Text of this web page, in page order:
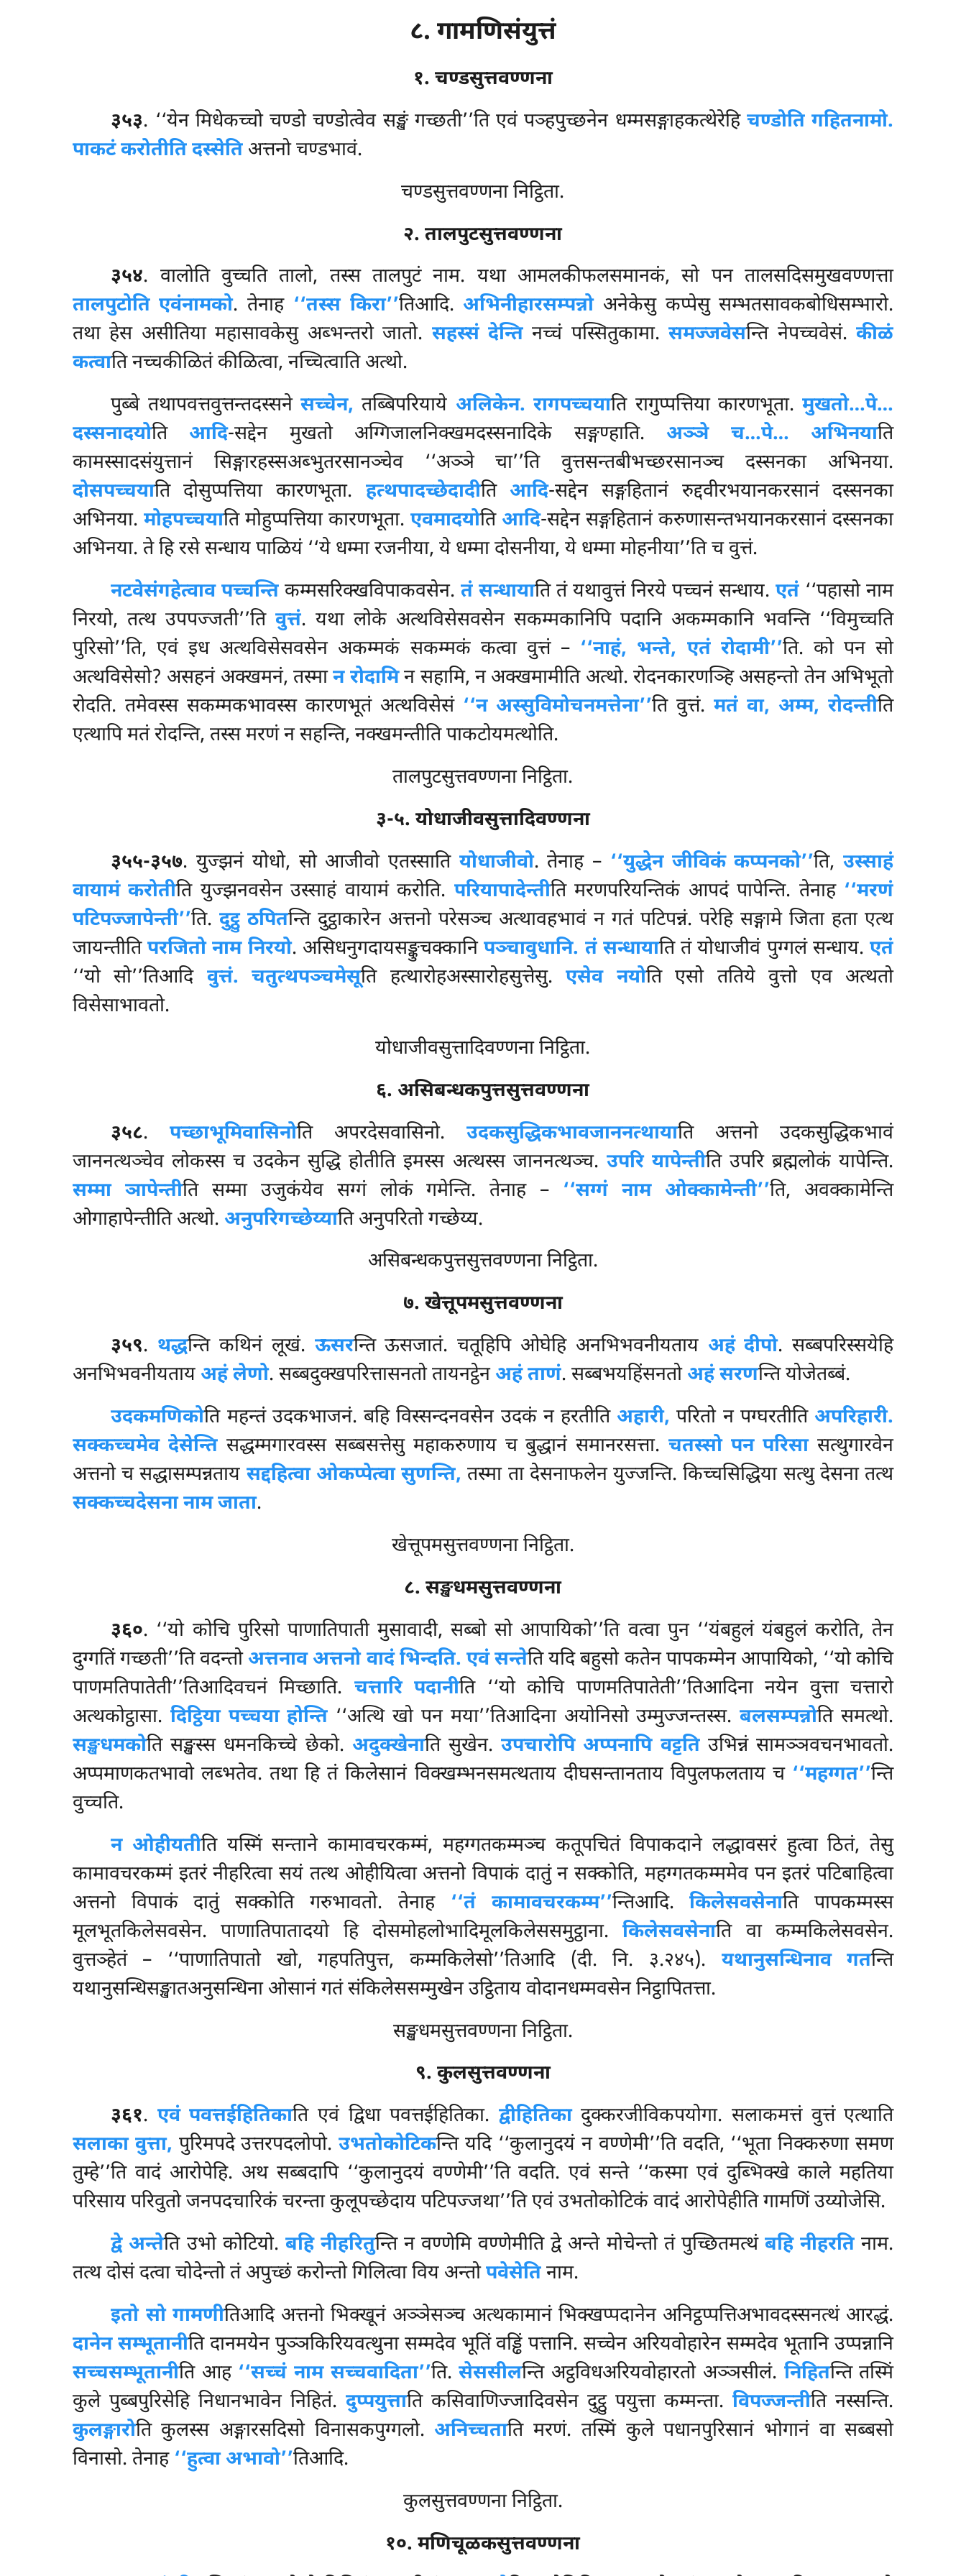
८. गामणिसंयुत्तं
१. चण्डसुत्तवण्णना
३५३. ‘‘येन मिधेकच्चो चण्डो चण्डोत्वेव सङ्खं गच्छती’’ति एवं पञ्हपुच्छनेन धम्मसङ्गाहकत्थेरेहि चण्डोति गहितनामो.
पाकटं करोतीति दस्सेतिअत्तनो चण्डभावं.
चण्डसुत्तवण्णना निट्ठिता.
२. तालपुटसुत्तवण्णना
३५४. वालोति वुच्चति तालो, तस्स तालपुटं नाम. यथा आमलकीफलसमानकं, सो पन तालसदिसमुखवण्णत्ता
तालपुटोति एवंनामको. तेनाह ‘‘तस्स किरा’’तिआदि. अभिनीहारसम्पन्नोअनेकेसु कप्पेसु सम्भतसावकबोधिसम्भारो.
तथा हेस असीतिया महासावकेसु अब्भन्तरो जातो. सहस्सं देन्तिनच्चं पस्सितुकामा.समज्जवेसन्ति नेपच्चवेसं.कीळं
कत्वाति नच्चकीळितं कीळित्वा, नच्चित्वाति अत्थो.
पुब्बे तथापवत्तवुत्तन्तदस्सनेसच्चेन, तब्बिपरियाये अलिकेन. रागपच्चयाति रागुप्पत्तिया कारणभूता.मुखतो…पे…
दस्सनादयोति आदि-सद्देन मुखतो अग्गिजालनिक्खमदस्सनादिके सङ्गण्हाति. अञ्ञे च…पे… अभिनयाति
कामस्सादसंयुत्तानं सिङ्गारहस्सअब्भुतरसानञ्चेव ‘‘अञ्ञे चा’’ति वुत्तसन्तबीभच्छरसानञ्च दस्सनका अभिनया.
दोसपच्चयाति दोसुप्पत्तिया कारणभूता. हत्थपादच्छेदादीति आदि-सद्देन सङ्गहितानं रुद्दवीरभयानकरसानं दस्सनका
अभिनया. मोहपच्चयाति मोहुप्पत्तिया कारणभूता.एवमादयोति आदि-सद्देन सङ्गहितानं करुणासन्तभयानकरसानं दस्सनका
अभिनया. ते हि रसे सन्धाय पाळियं ‘‘ये धम्मा रजनीया, ये धम्मा दोसनीया, ये धम्मा मोहनीया’’ति च वुत्तं.
नटवेसंगहेत्वाव पच्चन्ति कम्मसरिक्खविपाकवसेन.तं सन्धायाति तं यथावुत्तं निरये पच्चनं सन्धाय.एतं ‘‘पहासो नाम
निरयो, तत्थ उपपज्जती’’ति वुत्तं. यथा लोके अत्थविसेसवसेन सकम्मकानिपि पदानि अकम्मकानि भवन्ति ‘‘विमुच्चति
पुरिसो’’ति, एवं इध अत्थविसेसवसेन अकम्मकं सकम्मकं कत्वा वुत्तं – ‘‘नाहं, भन्ते, एतं रोदामी’’ति. कोपन सो
अत्थविसेसो? असहनं अक्खमनं, तस्मान रोदामिन सहामि, न अक्खमामीति अत्थो. रोदनकारणञ्हि असहन्तो तेन अभिभूतो
रोदति. तमेवस्स सकम्मकभावस्स कारणभूतं अत्थविसेसं ‘‘न अस्सुविमोचनमत्तेना’’ति वुत्तं.मतं वा, अम्म, रोदन्तीति
एत्थापि मतं रोदन्ति, तस्स मरणं न सहन्ति, नक्खमन्तीति पाकटोयमत्थोति.
तालपुटसुत्तवण्णना निट्ठिता.
३-५. योधाजीवसुत्तादिवण्णना
३५५-३५७. युज्झनं योधो, सो आजीवो एतस्साति योधाजीवो. तेनाह – ‘‘युद्धेन जीविकं कप्पनको’’ति,उस्साहं
वायामं करोतीति युज्झनवसेन उस्साहं वायामं करोति. परियापादेन्तीति मरणपरियन्तिकं आपदं पापेन्ति. तेनाह ‘‘मरणं
पटिपज्जापेन्ती’’ति. दुट्ठु ठपितन्ति दुट्ठाकारेन अत्तनो परेसञ्च अत्थावहभावं न गतं पटिपन्नं. परेहि सङ्गामे जिता हता एत्थ
जायन्तीतिपरजितो नाम निरयो. असिधनुगदायसङ्कुचक्कानिपञ्चावुधानि. तं सन्धायाति तं योधाजीवं पुग्गलं सन्धाय.एतं
‘‘यो सो’’तिआदि वुत्तं. चतुत्थपञ्चमेसूति हत्थारोहअस्सारोहसुत्तेसु.एसेव नयोति एसो ततिये वुत्तो एव अत्थतो
विसेसाभावतो.
योधाजीवसुत्तादिवण्णना निट्ठिता.
६. असिबन्धकपुत्तसुत्तवण्णना
३५८.पच्छाभूमिवासिनोति अपरदेसवासिनो.उदकसुद्धिकभावजाननत्थायाति अत्तनो उदकसुद्धिकभावं
जाननत्थञ्चेव लोकस्स च उदकेन सुद्धि होतीति इमस्स अत्थस्स जाननत्थञ्च. उपरि यापेन्तीति उपरि ब्रह्मलोकं यापेन्ति.
सम्मा ञापेन्तीति सम्मा उजुकंयेव सग्गं लोकं गमेन्ति. तेनाह – ‘‘सग्गं नाम ओक्कामेन्ती’’ति, अवक्कामेन्ति
ओगाहापेन्तीति अत्थो. अनुपरिगच्छेय्याति अनुपरितो गच्छेय्य.
असिबन्धकपुत्तसुत्तवण्णना निट्ठिता.
७. खेत्तूपमसुत्तवण्णना
३५९. थद्धन्ति कथिनं लूखं. ऊसरन्ति ऊसजातं. चतूहिपि ओघेहि अनभिभवनीयताय अहं दीपो. सब्बपरिस्सयेहि
अनभिभवनीयताय अहं लेणो. सब्बदुक्खपरित्तासनतो तायनट्ठेन अहं ताणं. सब्बभयहिंसनतो अहं सरणन्ति योजेतब्बं.
उदकमणिकोति महन्तं उदकभाजनं. बहि विस्सन्दनवसेन उदकं न हरतीति अहारी, परितो न पग्घरतीति अपरिहारी.
सक्कच्चमेव देसेन्तिसद्धम्मगारवस्स सब्बसत्तेसु महाकरुणाय च बुद्धानं समानरसत्ता.चतस्सो पन परिसासत्थुगारवेन
अत्तनो च सद्धासम्पन्नताय सद्दहित्वा ओकप्पेत्वा सुणन्ति, तस्मा ता देसनाफलेन युज्जन्ति. किच्चसिद्धिया सत्थु देसना तत्थ
सक्कच्चदेसना नाम जाता.
खेत्तूपमसुत्तवण्णना निट्ठिता.
८. सङ्खधमसुत्तवण्णना
३६०. ‘‘यो कोचि पुरिसो पाणातिपाती मुसावादी, सब्बो सो आपायिको’’ति वत्वा पुन ‘‘यंबहुलं यंबहुलं करोति, तेन
दुग्गतिं गच्छती’’ति वदन्तो अत्तनाव अत्तनो वादं भिन्दति. एवं सन्तेति यदि बहुसो कतेन पापकम्मेन आपायिको, ‘‘यो कोचि
पाणमतिपातेती’’तिआदिवचनं मिच्छाति. चत्तारि पदानीति ‘‘यो कोचि पाणमतिपातेती’’तिआदिना नयेन वुत्ता चत्तारो
अत्थकोट्ठासा. दिट्ठिया पच्चया होन्ति ‘‘अत्थि खो पन मया’’तिआदिना अयोनिसो उम्मुज्जन्तस्स.बलसम्पन्नोति समत्थो.
सङ्खधमकोति सङ्खस्स धमनकिच्चे छेको. अदुक्खेनाति सुखेन.उपचारोपि अप्पनापि वट्टतिउभिन्नं सामञ्ञवचनभावतो.
अप्पमाणकतभावो लब्भतेव. तथा हि तं किलेसानं विक्खम्भनसमत्थताय दीघसन्तानताय विपुलफलताय च ‘‘महग्गत’’न्ति
वुच्चति.
न ओहीयतीति यस्मिं सन्ताने कामावचरकम्मं, महग्गतकम्मञ्च कतूपचितं विपाकदाने लद्धावसरं हुत्वा ठितं, तेसु
कामावचरकम्मं इतरं नीहरित्वा सयं तत्थ ओहीयित्वा अत्तनो विपाकं दातुं न सक्कोति, महग्गतकम्ममेव पन इतरं पटिबाहित्वा
अत्तनो विपाकं दातुं सक्कोति गरुभावतो. तेनाह ‘‘तं कामावचरकम्म’’न्तिआदि.किलेसवसेनाति पापकम्मस्स
मूलभूतकिलेसवसेन. पाणातिपातादयो हि दोसमोहलोभादिमूलकिलेससमुट्ठाना.किलेसवसेनाति वा कम्मकिलेसवसेन.
वुत्तञ्हेतं – ‘‘पाणातिपातो खो, गहपतिपुत्त, कम्मकिलेसो’’तिआदि (दी. नि. ३.२४५). यथानुसन्धिनाव गतन्ति
यथानुसन्धिसङ्खातअनुसन्धिना ओसानं गतं संकिलेससम्मुखेन उट्ठिताय वोदानधम्मवसेन निट्ठापितत्ता.
सङ्खधमसुत्तवण्णना निट्ठिता.
९. कुलसुत्तवण्णना
३६१. एवं पवत्तईहितिकाति एवं द्विधा पवत्तईहितिका. द्वीहितिकादुक्करजीविकपयोगा. सलाकमत्तं वुत्तं एत्थाति
सलाका वुत्ता, पुरिमपदे उत्तरपदलोपो.उभतोकोटिकन्ति यदि ‘‘कुलानुदयं न वण्णेमी’’ति वदति, ‘‘भूता निक्करुणा समण
तुम्हे’’ति वादं आरोपेहि. अथ सब्बदापि ‘‘कुलानुदयं वण्णेमी’’ति वदति. एवं सन्ते ‘‘कस्मा एवं दुब्भिक्खे काले महतिया
परिसाय परिवुतो जनपदचारिकं चरन्ता कुलूपच्छेदाय पटिपज्जथा’’ति एवं उभतोकोटिकं वादं आरोपेहीति गामणिं उय्योजेसि.
द्वे अन्तेति उभो कोटियो. बहि नीहरितुन्ति न वण्णेमि वण्णेमीति द्वे अन्ते मोचेन्तो तं पुच्छितमत्थं बहि नीहरति नाम.
तत्थ दोसं दत्वा चोदेन्तो तं अपुच्छं करोन्तो गिलित्वा विय अन्तोपवेसेतिनाम.
इतो सो गामणीतिआदि अत्तनो भिक्खूनं अञ्ञेसञ्च अत्थकामानं भिक्खप्पदानेन अनिट्ठप्पत्तिअभावदस्सनत्थं आरद्धं.
दानेन सम्भूतानीति दानमयेन पुञ्ञकिरियवत्थुना सम्मदेव भूतिं वड्ढिं पत्तानि. सच्चेन अरियवोहारेन सम्मदेव भूतानि उप्पन्नानि
सच्चसम्भूतानीति आह ‘‘सच्चं नाम सच्चवादिता’’ति.सेससीलन्ति अट्ठविधअरियवोहारतो अञ्ञसीलं. निहितन्ति तस्मिं
कुले पुब्बपुरिसेहि निधानभावेन निहितं. दुप्पयुत्ताति कसिवाणिज्जादिवसेन दुट्ठु पयुत्ता कम्मन्ता.विपज्जन्तीति नस्सन्ति.
कुलङ्गारोति कुलस्स अङ्गारसदिसो विनासकपुग्गलो. अनिच्चताति मरणं. तस्मिं कुले पधानपुरिसानं भोगानं वा सब्बसो
विनासो. तेनाह ‘‘हुत्वा अभावो’’तिआदि.
कुलसुत्तवण्णना निट्ठिता.
१०. मणिचूळकसुत्तवण्णना